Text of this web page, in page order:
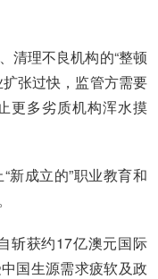
清理不良机构的“整顿
张过快，监管方需要
更多劣质机构浑水摸
新成立的”职业教育和
斩获约17亿澳元国际
国生源需求疲软及政